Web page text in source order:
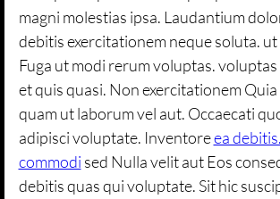
magni molestias ipsa. Laudantium
debitis exercitationem neque soluta.
Fuga ut modi rerum voluptas.
et quis quasi. Non exercitationem
quam ut laborum vel aut. Occaecati
adipisci voluptate. Inventoreea
commodi sed Nulla velit aut Eos
debitis quas qui voluptate. Sit hic